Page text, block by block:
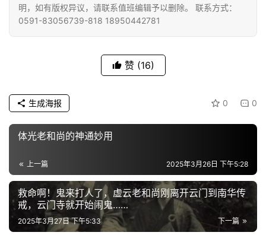
明，如有版权异议，请联系值班编辑予以删除。 联系方式：
0591-83056739-818 18950442781
赞 (16)
0 0
生成海报
体光老和尚的神通妙用
上一篇 2025年3月26日 下午5:28
救命啊！鬼来打人了，虚云老和尚刚离开云门到南华传
戒，云门寺就开始闹鬼……
下一篇
2025年3月27日 下午5:33